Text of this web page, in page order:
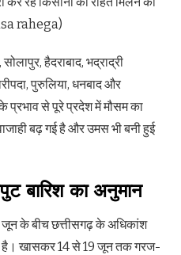
rahega)
हैदराबाद, भद्राद्री
पुरुलिया, धनबाद और
से पूरे प्रदेश में मौसम का
बढ़ गई है और उमस भी बनी हुई
बारिश का अनुमान
जून के बीच छत्तीसगढ़ के अधिकांश
है। खासकर 14 से 19 जून तक गरज-